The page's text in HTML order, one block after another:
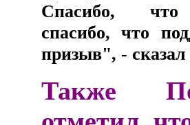
Спасибо,
спасибо, что
призыв", - сказал
Также